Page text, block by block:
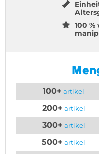
100
100+ artikel
200+ artikel
300+ artikel
500+ artikel